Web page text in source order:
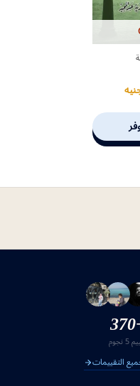
نجوم
التقييمات